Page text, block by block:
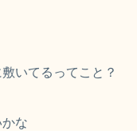
いてるってこと？
な